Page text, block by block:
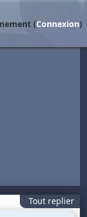
(Connexion)
Tout replier